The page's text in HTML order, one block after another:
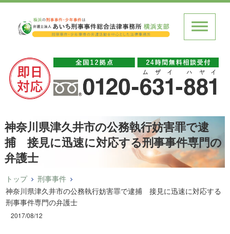
神奈川県津久井市の公務執行妨害罪で逮
捕 接見に迅速に対応する刑事事件専門の
弁護士
トップ
刑事事件
神奈川県津久井市の公務執行妨害罪で逮捕 接見に迅速に対応する
刑事事件専門の弁護士
2017/08/12